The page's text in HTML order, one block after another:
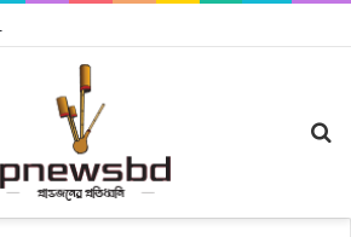
দি রাবুগার নতুন গান ‘Baljanggi’